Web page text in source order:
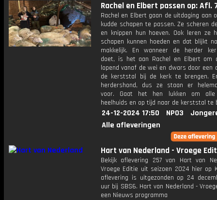
Rachel en Elbert passen op: Afl.
Rachel en Elbert gaan de uitdaging aan
kudde schapen te passen. Ze scheren
en knippen hun hoeven. Ook leren ze
schapen kunnen hoeden en dat blijkt
makkelijk. En wanneer de herder
doet, is het aan Rachel en Elbert om
lopend vanaf de wei en dwars door een
de kerststal bij de kerk te brengen.
herdershond, dus ze staan er
voor. Gaat het hen lukken om alle
heelhuids en op tijd naar de kerststal te
24-12-2024 17:50 NPO3
Alle afleveringen
Hart van Nederland - Vroege
Bekijk aflevering 257 van Hart van
Vroege Editie uit seizoen 2024 hier op
aflevering is uitgezonden op 24
uur bij SBS6. Hart van Nederland -
een Nieuws programma